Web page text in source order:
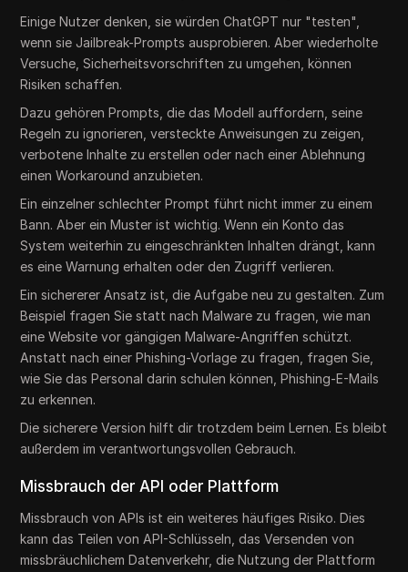
Einige Nutzer denken, sie würden ChatGPT nur "testen",
wenn sie Jailbreak-Prompts ausprobieren. Aber wiederholte
Versuche, Sicherheitsvorschriften zu umgehen, können
Risiken schaffen.
Dazu gehören Prompts, die das Modell auffordern, seine
Regeln zu ignorieren, versteckte Anweisungen zu zeigen,
verbotene Inhalte zu erstellen oder nach einer Ablehnung
einen Workaround anzubieten.
Ein einzelner schlechter Prompt führt nicht immer zu einem
Bann. Aber ein Muster ist wichtig. Wenn ein Konto das
System weiterhin zu eingeschränkten Inhalten drängt, kann
es eine Warnung erhalten oder den Zugriff verlieren.
Ein sichererer Ansatz ist, die Aufgabe neu zu gestalten. Zum
Beispiel fragen Sie statt nach Malware zu fragen, wie man
eine Website vor gängigen Malware-Angriffen schützt.
Anstatt nach einer Phishing-Vorlage zu fragen, fragen Sie,
wie Sie das Personal darin schulen können, Phishing-E-Mails
zu erkennen.
Die sicherere Version hilft dir trotzdem beim Lernen. Es bleibt
außerdem im verantwortungsvollen Gebrauch.
Missbrauch der API oder Plattform
Missbrauch von APIs ist ein weiteres häufiges Risiko. Dies
kann das Teilen von API-Schlüsseln, das Versenden von
missbräuchlichem Datenverkehr, die Nutzung der Plattform